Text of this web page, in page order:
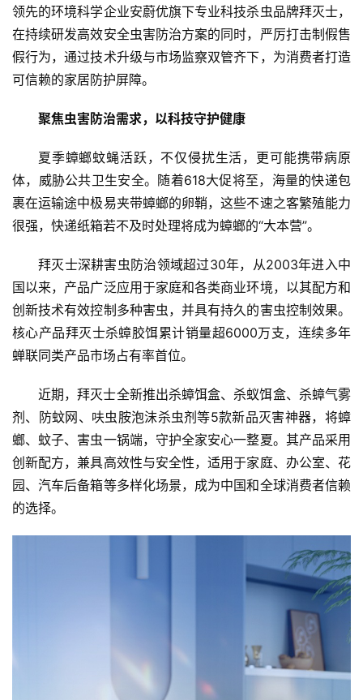
领先的环境科学企业安蔚优旗下专业科技杀虫品牌拜灭士，
在持续研发高效安全虫害防治方案的同时，严厉打击制假售
假行为，通过技术升级与市场监察双管齐下，为消费者打造
可信赖的家居防护屏障。
聚焦虫害防治需求，以科技守护健康
夏季蟑螂蚊蝇活跃，不仅侵扰生活，更可能携带病原
体，威胁公共卫生安全。随着618大促将至，海量的快递包
裹在运输途中极易夹带蟑螂的卵鞘，这些不速之客繁殖能力
很强，快递纸箱若不及时处理将成为蟑螂的“大本营”。
拜灭士深耕害虫防治领域超过30年，从2003年进入中
国以来，产品广泛应用于家庭和各类商业环境，以其配方和
创新技术有效控制多种害虫，并具有持久的害虫控制效果。
核心产品拜灭士杀蟑胶饵累计销量超6000万支，连续多年
蝉联同类产品市场占有率首位。
近期，拜灭士全新推出杀蟑饵盒、杀蚁饵盒、杀蟑气雾
剂、防蚊网、呋虫胺泡沫杀虫剂等5款新品灭害神器，将蟑
螂、蚊子、害虫一锅端，守护全家安心一整夏。其产品采用
创新配方，兼具高效性与安全性，适用于家庭、办公室、花
园、汽车后备箱等多样化场景，成为中国和全球消费者信赖
的选择。